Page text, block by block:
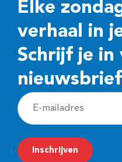
Elke
verhaal in
Schrijf je in
E
-
m
a
Inschrijven